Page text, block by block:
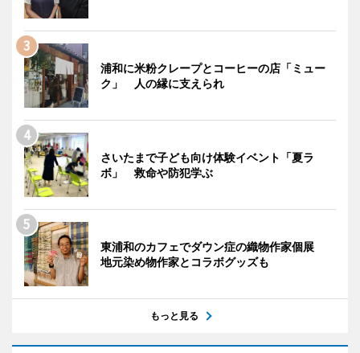
浦和に米粉クレープとコーヒーの店「ミュー
ク」 人の縁に支えられ
さいたまで子ども向け体験イベント「夏ラ
ボ」 救命や防犯学ぶ
東浦和のカフェでダウン症の織物作家個展
地元染め物作家とコラボグッズも
もっと見る